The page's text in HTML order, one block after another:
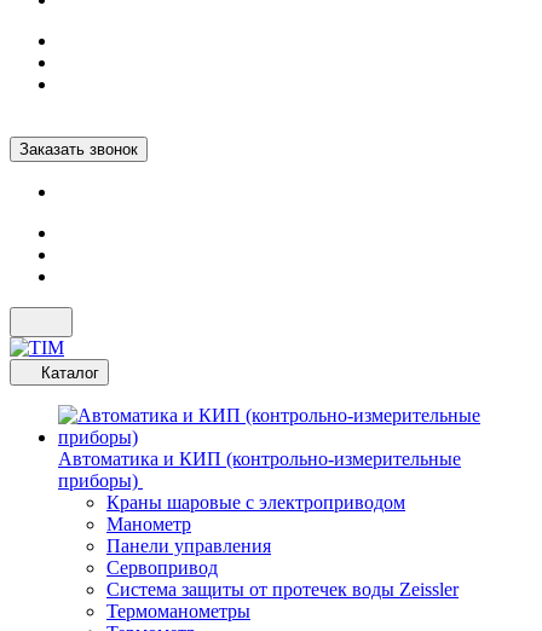
Заказать звонок
Каталог
Автоматика и КИП (контрольно-измерительные
приборы)
Краны шаровые с электроприводом
Манометр
Панели управления
Сервопривод
Система защиты от протечек воды Zeissler
Термоманометры